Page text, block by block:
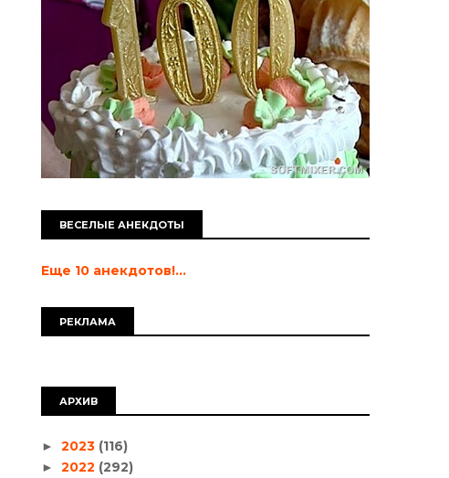
ВЕСЕЛЫЕ АНЕКДОТЫ
Еще 10 анекдотов!...
РЕКЛАМА
АРХИВ
► 2023 (116)
► 2022 (292)